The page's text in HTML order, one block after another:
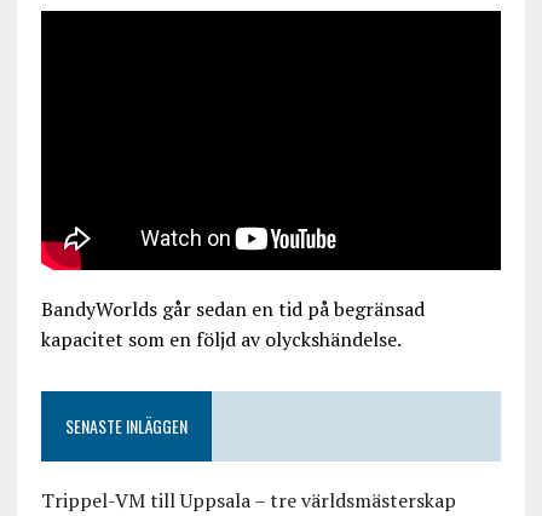
BandyWorlds går sedan en tid på begränsad
kapacitet som en följd av olyckshändelse.
SENASTE INLÄGGEN
Trippel-VM till Uppsala – tre världsmästerskap